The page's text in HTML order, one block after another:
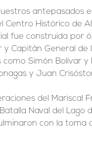
antepasados
Centro Histórico de
fue construida por
y Capitán General de
Simón Bolívar
y Juan
del Mariscal
Naval del
con la toma